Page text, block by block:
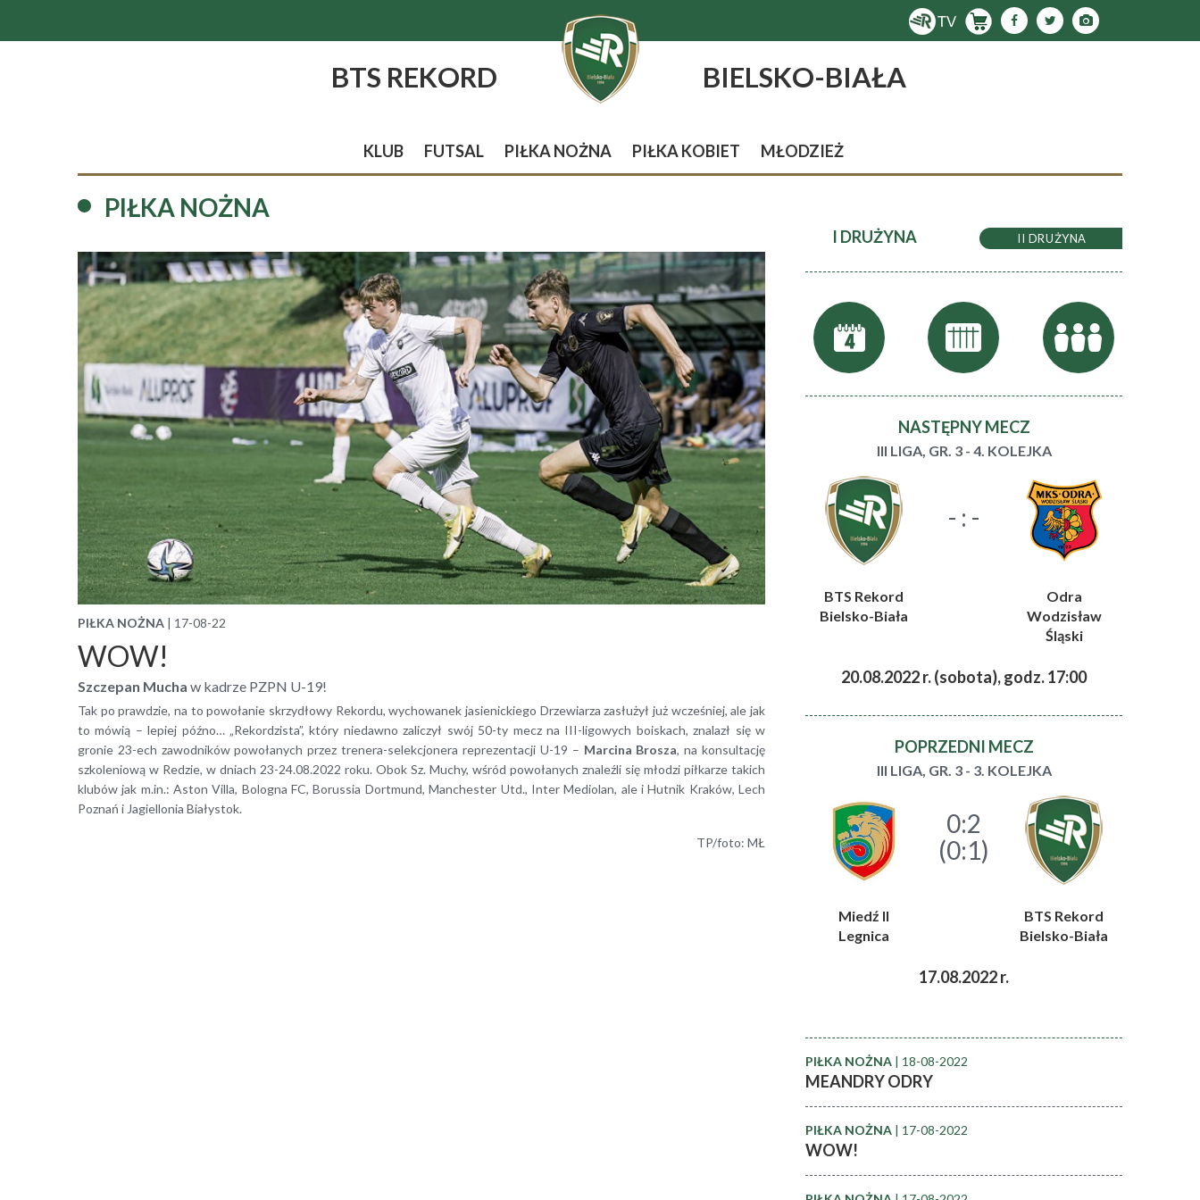
BTS REKORD BIELSKO-BIAŁA
KLUB FUTSAL PIŁKA NOŻNA PIŁKA KOBIET MŁODZIEŻ
PIŁKA NOŻNA
PIŁKA NOŻNA | 17-08-22
WOW!
Szczepan Mucha w kadrze PZPN U-19!
Tak po prawdzie, na to powołanie skrzydłowy Rekordu, wychowanek jasienickiego Drzewiarza zasłużył już wcześniej, ale jak
to mówią – lepiej późno… „Rekordzista”, który niedawno zaliczył swój 50-ty mecz na III-ligowych boiskach, znalazł się w
gronie 23-ech zawodników powołanych przez trenera-selekcjonera reprezentacji U-19 – Marcina Brosza, na konsultację
szkoleniową w Redzie, w dniach 23-24.08.2022 roku. Obok Sz. Muchy, wśród powołanych znaleźli się młodzi piłkarze takich
klubów jak m.in.: Aston Villa, Bologna FC, Borussia Dortmund, Manchester Utd., Inter Mediolan, ale i Hutnik Kraków, Lech
Poznań i Jagiellonia Białystok.
TP/foto: MŁ
I DRUŻYNA II DRUŻYNA
NASTĘPNY MECZ
III LIGA, GR. 3 - 4. KOLEJKA
- : -
BTS Rekord
Bielsko-Biała
Odra
Wodzisław
Śląski
20.08.2022 r. (sobota), godz. 17:00
POPRZEDNI MECZ
III LIGA, GR. 3 - 3. KOLEJKA
0:2
(0:1)
Miedź II
Legnica
BTS Rekord
Bielsko-Biała
17.08.2022 r.
PIŁKA NOŻNA | 18-08-2022
MEANDRY ODRY
PIŁKA NOŻNA | 17-08-2022
WOW!